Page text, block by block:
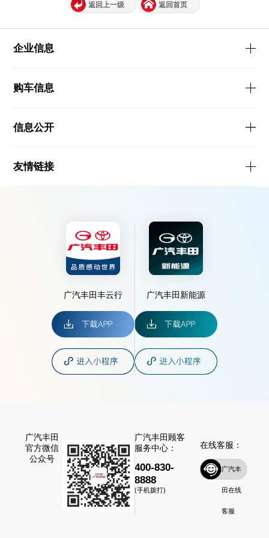
返回上一级 返回首页
企业信息
购车信息
信息公开
友情链接
广汽丰田丰云行 广汽丰田新能源
广汽丰田
官方微信
公众号
广汽丰田顾客
服务中心：
400-830-
8888
(手机拨打)
在线客服：
广汽丰
田在线
客服